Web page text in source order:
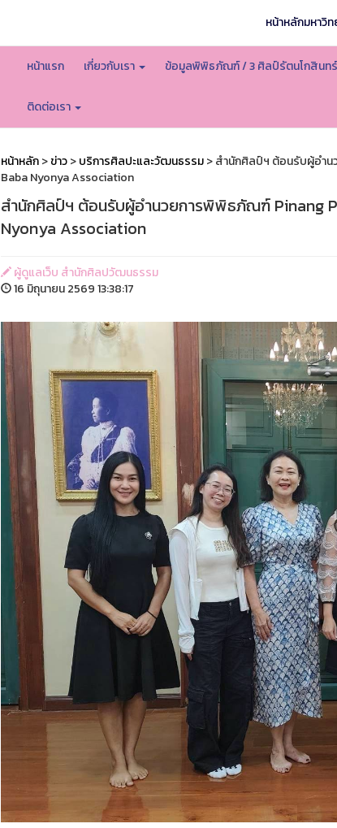
หน้าหลักมหาวิ
หน้าแรก เกี่ยวกับเรา ข้อมูลพิพิธภัณฑ์ / 3 ศิลป์รัตนโกสินท
ติดต่อเรา
หน้าหลัก>ข่าว>บริการศิลปะและวัฒนธรรม> สำนักศิลป์ฯ ต้อนรับผู้อำน
Baba Nyonya Association
สำนักศิลป์ฯ ต้อนรับผู้อำนวยการพิพิธภัณฑ์ Pinang
Nyonya Association
ผู้ดูแลเว็บ สำนักศิลปวัฒนธรรม
16 มิถุนายน 2569 13:38:17